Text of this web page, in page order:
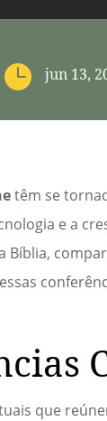
 jun 13,
têm se
e a
que